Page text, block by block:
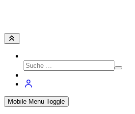
Mobile Menu Toggle